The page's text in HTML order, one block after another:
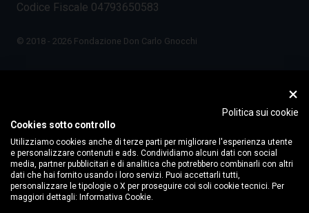
Codice Fiscale 04793650583
© 2018 - 2026 Fondazione Don Carlo Gnocchi
Politica sui cookie
Cookies sotto controllo
Utilizziamo cookies anche di terze parti per migliorare l'esperienza utente
e personalizzare contenuti e ads. Condividiamo alcuni dati con social
media, partner pubblicitari e di analitica che potrebbero combinarli con altri
dati che hai fornito usando i loro servizi. Puoi accettarli tutti,
personalizzare le tipologie o X per proseguire coi soli cookie tecnici. Per
maggiori dettagli: Informativa Cookie.